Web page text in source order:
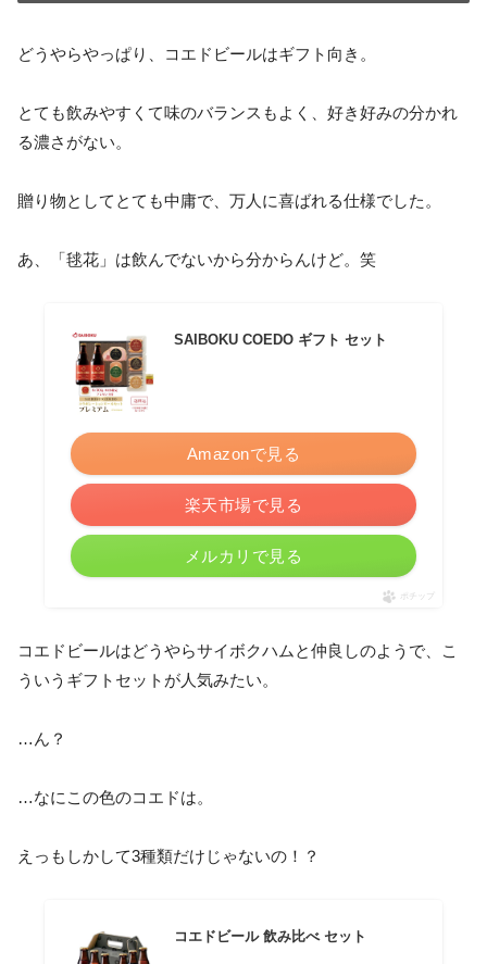
どうやらやっぱり、コエドビールはギフト向き。
とても飲みやすくて味のバランスもよく、好き好みの分かれ
る濃さがない。
贈り物としてとても中庸で、万人に喜ばれる仕様でした。
あ、「毬花」は飲んでないから分からんけど。笑
SAIBOKU COEDO ギフト セット
Amazonで見る
楽天市場で見る
メルカリで見る
ポチップ
コエドビールはどうやらサイボクハムと仲良しのようで、こ
ういうギフトセットが人気みたい。
…ん？
…なにこの色のコエドは。
えっもしかして3種類だけじゃないの！？
コエドビール 飲み比べ セット